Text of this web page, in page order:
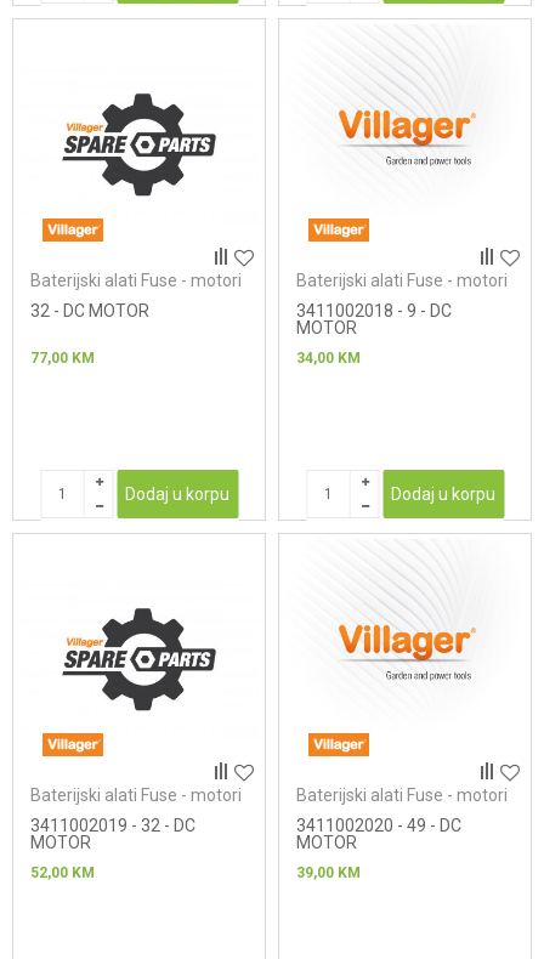
Baterijski alati Fuse - motori
32 - DC MOTOR
77,00 KM
Dodaj u korpu
Baterijski alati Fuse - motori
3411002018 - 9 - DC
MOTOR
34,00 KM
Dodaj u korpu
Baterijski alati Fuse - motori
3411002019 - 32 - DC
MOTOR
52,00 KM
Baterijski alati Fuse - motori
3411002020 - 49 - DC
MOTOR
39,00 KM